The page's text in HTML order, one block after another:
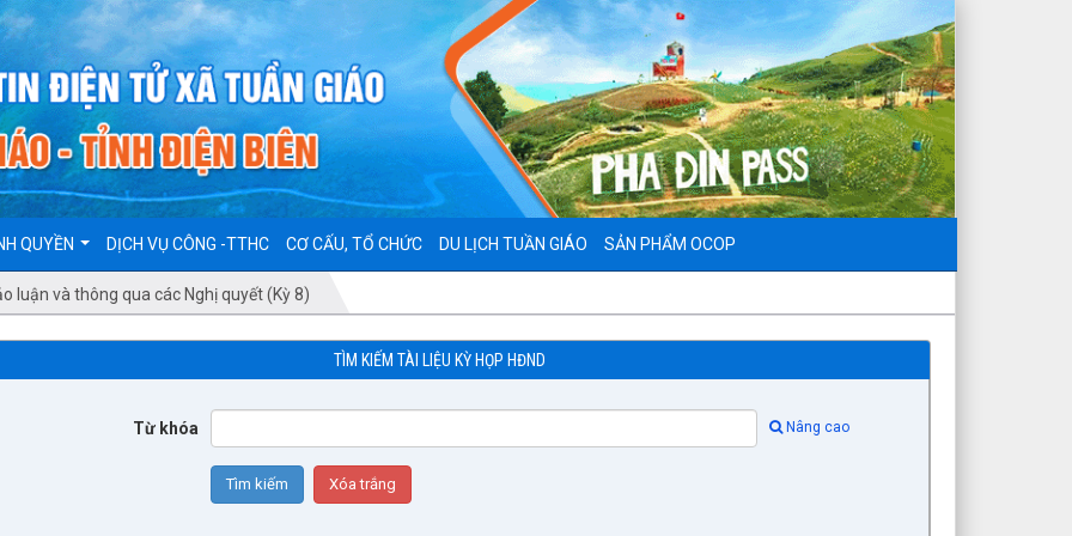
QUYỀN DỊCH VỤ CÔNG -TTHC CƠ CẤU, TỔ CHỨC DU LỊCH TUẦN GIÁO SẢN PHẨM OCOP
luận và thông qua các Nghị quyết (Kỳ 8)
TÌM KIẾM TÀI LIỆU KỲ HỌP HĐND
Từ khóa Nâng cao